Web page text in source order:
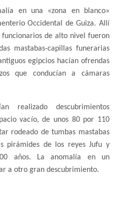
en una «zona en blanco»
Occidental de Guiza. Allí
de alto nivel fueron
mastabas-capillas funerarias
egipcios hacían ofrendas
que conducían a cámaras
realizado descubrimientos
vacío, de unos 80 por 110
rodeado de tumbas mastabas
pirámides de los reyes Jufu y
años. La anomalía en un
a otro gran descubrimiento.